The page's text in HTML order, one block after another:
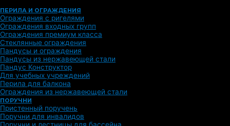
ПЕРИЛА И ОГРАЖДЕНИЯ
Ограждения с ригелями
Ограждения входных групп
Ограждения премиум класса
Стеклянные ограждения
Пандусы и ограждения
Пандусы из нержавеющей стали
Пандус Конструктор
Для учебных учреждений
Перила для балкона
Ограждения из нержавеющей стали
ПОРУЧНИ
Пристенный поручень
Поручни для инвалидов